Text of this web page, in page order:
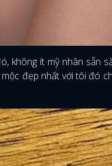
không ít mỹ nhân sẵn
đẹp nhất với tôi đó